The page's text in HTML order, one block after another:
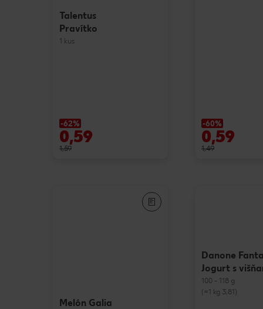
Talentus
Pravítko
1 kus
-62%
0,59
1,59
-60%
0,59
1,49
Melón Galia
Danone
Jogurt s
100 - 118 g
(=1 kg 3,81)